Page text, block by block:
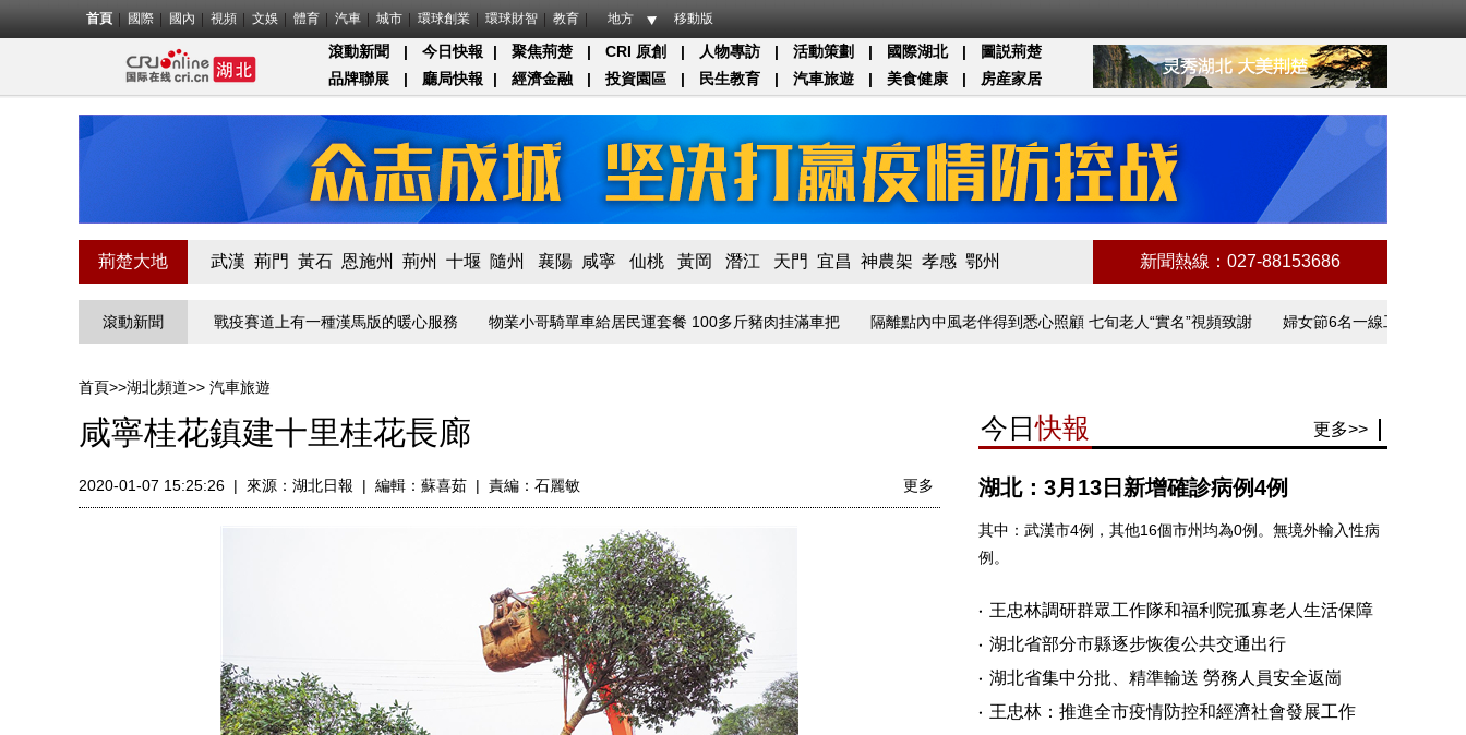
首頁 國際 國內 視頻 文娛 體育 汽車 城市 環球創業 環球財智 教育 地方 移動版
滾動新聞 | 今日快報 | 聚焦荊楚 | CRI 原創 | 人物專訪 | 活動策劃 | 國際湖北 |
圖説荊楚
品牌聯展
| 廳局快報 | 經濟金融 | 投資園區 | 民生教育 | 汽車旅遊 | 美食健康 | 房産家居
荊楚大地 武漢 荊門 黃石 恩施州 荊州 十堰 隨州 襄陽 咸寧 仙桃 黃岡 潛江 天門 宜昌 神農架 孝感 鄂州 新聞熱線：027-88153686
滾動新聞
第一關的“疫”線守門員 戰疫賽道上有一種漢馬版的暖心服務 物業小哥騎單車給居民運套餐 100多斤豬肉挂滿車把 隔離點內中風老伴得到悉心照顧 七旬老人“實名”視頻致謝 婦女節6名一線工作者講述抗
首頁>>湖北頻道>> 汽車旅遊
咸寧桂花鎮建十里桂花長廊
2020-01-07 15:25:26 | 來源： 湖北日報 | 編輯：蘇喜茹 | 責編：石麗敏 更多
今日快報 更多>>
湖北：3月13日新增確診病例4例
其中：武漢市4例，其他16個市州均為0例。無境外輸入性病
例。
王忠林調研群眾工作隊和福利院孤寡老人生活保障
湖北省部分市縣逐步恢復公共交通出行
湖北省集中分批、精準輸送 勞務人員安全返崗
王忠林：推進全市疫情防控和經濟社會發展工作